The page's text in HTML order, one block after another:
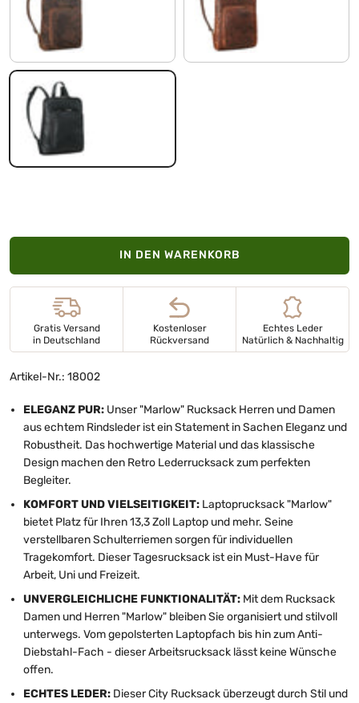
torino - braun prestige - braun
schwarz
IN DEN WARENKORB
Gratis Versand
in Deutschland
Kostenloser
Rückversand
Echtes Leder
Natürlich & Nachhaltig
Artikel-Nr.: 18002
ELEGANZ PUR: Unser "Marlow" Rucksack Herren und Damen
aus echtem Rindsleder ist ein Statement in Sachen Eleganz und
Robustheit. Das hochwertige Material und das klassische
Design machen den Retro Lederrucksack zum perfekten
Begleiter.
KOMFORT UND VIELSEITIGKEIT: Laptoprucksack "Marlow"
bietet Platz für Ihren 13,3 Zoll Laptop und mehr. Seine
verstellbaren Schulterriemen sorgen für individuellen
Tragekomfort. Dieser Tagesrucksack ist ein Must-Have für
Arbeit, Uni und Freizeit.
UNVERGLEICHLICHE FUNKTIONALITÄT: Mit dem Rucksack
Damen und Herren "Marlow" bleiben Sie organisiert und stilvoll
unterwegs. Vom gepolsterten Laptopfach bis hin zum Anti-
Diebstahl-Fach - dieser Arbeitsrucksack lässt keine Wünsche
offen.
ECHTES LEDER: Dieser City Rucksack überzeugt durch Stil und